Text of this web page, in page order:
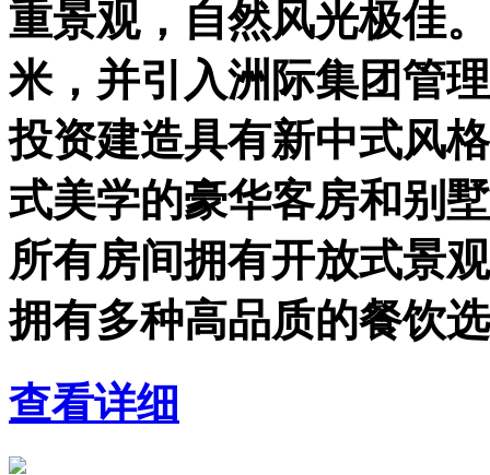
重景观，自然风光极佳
米，并引入洲际集团管
投资建造具有新中式风
式美学的豪华客房和别
所有房间拥有开放式景
拥有多种高品质的餐饮
查看详细